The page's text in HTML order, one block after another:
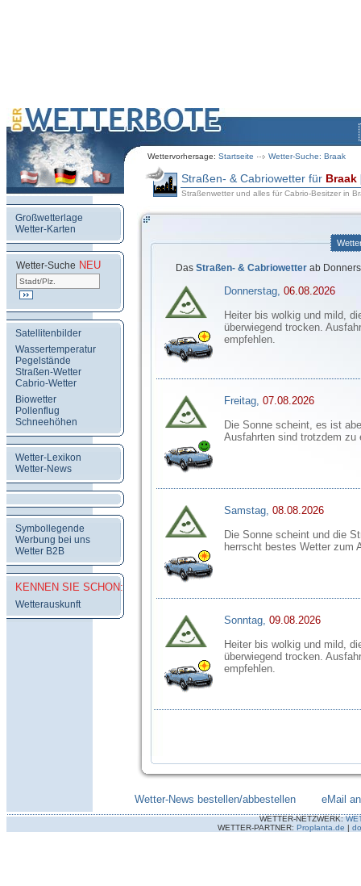
Wettervorhersage: Startseite Wetter-Suche: Braak
Großwetterlage
Wetter-Karten
Wetter-Suche NEU
Satellitenbilder
Wassertemperatur
Pegelstände
Straßen-Wetter
Cabrio-Wetter
Biowetter
Pollenflug
Schneehöhen
Wetter-Lexikon
Wetter-News
Symbollegende
Werbung bei uns
Wetter B2B
KENNEN SIE SCHON:
Wetterauskunft
Straßen- & Cabriowetter für Braak
Straßenwetter und alles für Cabrio-Besitzer in
Das Straßen- & Cabriowetter ab
Donnerstag, 06.08.2026
Heiter bis wolkig und mild,
überwiegend trocken.
empfehlen.
Freitag, 07.08.2026
Die Sonne scheint, es ist
Ausfahrten sind trotzdem zu
Samstag, 08.08.2026
Die Sonne scheint und die
herrscht bestes Wetter zum
Sonntag, 09.08.2026
Heiter bis wolkig und mild,
überwiegend trocken.
empfehlen.
Wetter-News bestellen/abbestellen eMail
WETTER-NETZWERK:
WETTER-PARTNER: Proplanta.de |